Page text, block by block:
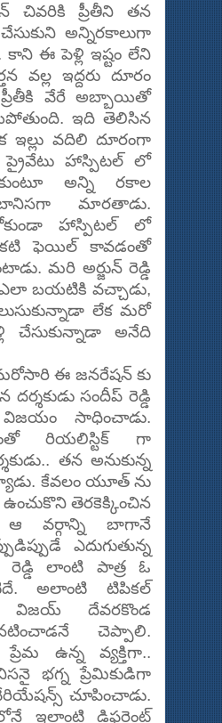
చివరికి ప్రీతీని తన
అన్నిరకాలుగా
కాని ఈ పెళ్లి ఇష్టం లేని
వల్ల ఇద్దరు దూరం
వేరే అబ్బాయితో
ఇది తెలిసిన
ఇల్లు వదిలి దూరంగా
హాస్పిటల్ లో
అన్ని రకాల
మారతాడు.
హాస్పిటల్ లో
ఫెయిల్ కావడంతో
మరి అర్జున్ రెడ్డి
ఎలా బయటికి వచ్చాడు,
లేక మరో
చేసుకున్నాడా అనేది
ఈ జనరేషన్ కు
దర్శకుడు సందీప్ రెడ్డి
సాధించాడు.
రియలిస్టిక్ గా
తన అనుకున్న
కేవలం యూత్ ను
తెరకెక్కించిన
ఆ వర్గాన్ని బాగానే
ఎదుగుతున్న
రెడ్డి లాంటి పాత్ర ఓ
అలాంటి టిపికల్
విజయ్ దేవరకొండ
చెప్పాలి.
ఉన్న వ్యక్తిగా..
భగ్న ప్రేమికుడిగా
చూపించాడు.
లోనే ఇలాంటి డిఫరెంట్